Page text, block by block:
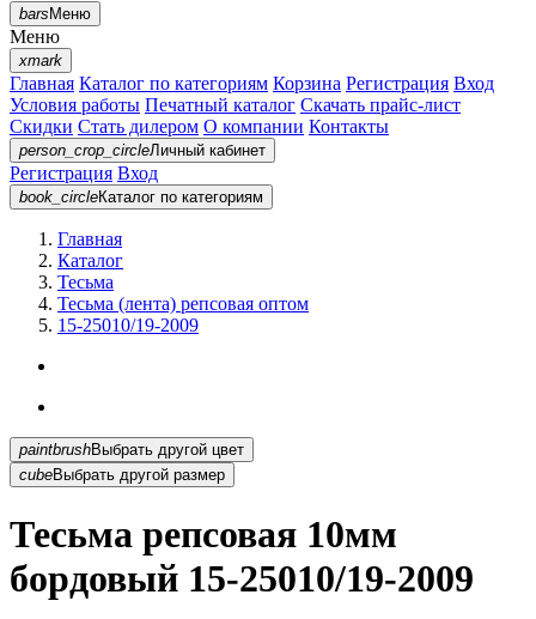
barsМеню
Меню
xmark
Главная Каталог по категориям Корзина Регистрация Вход
Условия работы Печатный каталог Скачать прайс-лист
Скидки Стать дилером О компании Контакты
person_crop_circleЛичный кабинет
Регистрация Вход
book_circleКаталог по категориям
Главная
Каталог
Тесьма
Тесьма (лента) репсовая оптом
15-25010/19-2009
paintbrush
Выбрать другой цвет
cubeВыбрать другой размер
Тесьма репсовая 10мм
бордовый 15-25010/19-2009